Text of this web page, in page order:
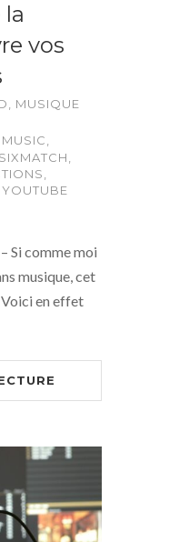
vos
, MUSIQUE
,
,
,
YOUTUBE
Si comme moi
musique, cet
en effet